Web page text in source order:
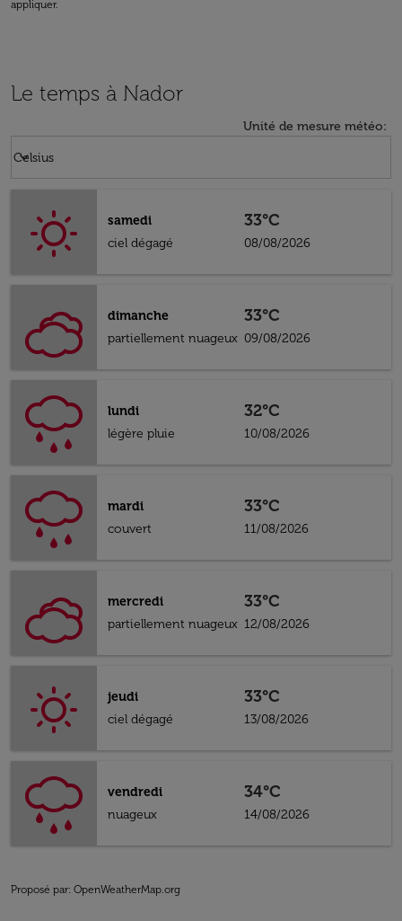
appliquer.
Le temps à Nador
Unité de mesure météo:
Celsius
keyboard_arrow_down
samedi
ciel dégagé
33°C
08/08/2026
dimanche
partiellement nuageux
33°C
09/08/2026
lundi
légère pluie
32°C
10/08/2026
mardi
couvert
33°C
11/08/2026
mercredi
partiellement nuageux
33°C
12/08/2026
jeudi
ciel dégagé
33°C
13/08/2026
vendredi
nuageux
34°C
14/08/2026
Proposé par: OpenWeatherMap.org